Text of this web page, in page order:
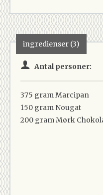
ingredienser (3)
Antal personer:
375 gramMarcipan
150 gram Nougat
200 gramMørk